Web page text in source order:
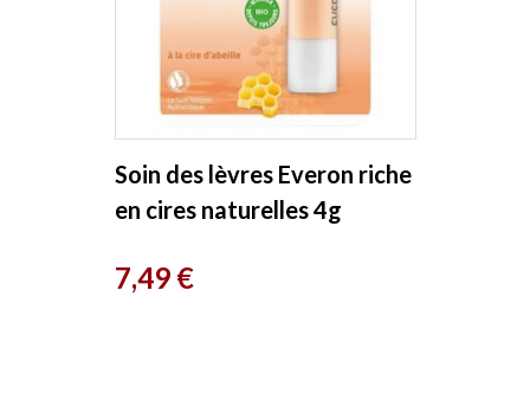
Soin des lèvres Everon riche
en cires naturelles 4g
Prix
7,49 €